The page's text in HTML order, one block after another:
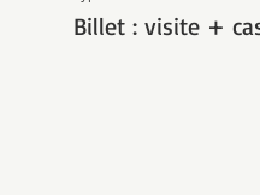
Billet : visite +